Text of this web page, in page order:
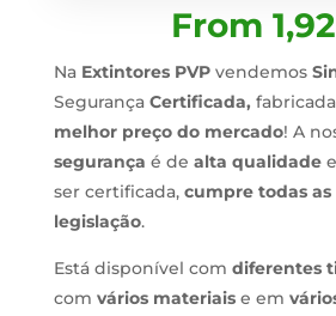
From 1,92
Na Extintores PVPvendemos
Segurança Certificada,
melhor preço do mercado! A
segurança é de alta qualidade
ser certificada, cumpre todas
legislação.
Está disponível com diferentes
com vários materiaise em